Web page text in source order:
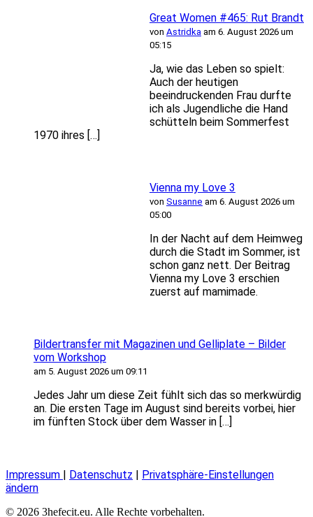
Great Women #465: Rut Brandt
von Astridka am 6. August 2026 um
05:15
Ja, wie das Leben so spielt:
Auch der heutigen
beeindruckenden Frau durfte
ich als Jugendliche die Hand
schütteln beim Sommerfest
1970 ihres […]
Vienna my Love 3
von Susanne am 6. August 2026 um
05:00
In der Nacht auf dem Heimweg
durch die Stadt im Sommer, ist
schon ganz nett. Der Beitrag
Vienna my Love 3 erschien
zuerst auf mamimade.
Bildertransfer mit Magazinen und Gelliplate – Bilder
vom Workshop
am 5. August 2026 um 09:11
Jedes Jahr um diese Zeit fühlt sich das so merkwürdig
an. Die ersten Tage im August sind bereits vorbei, hier
im fünften Stock über dem Wasser in […]
Impressum Datenschutz
Privatsphäre-Einstellungen
ändern
© 2026 3hefecit.eu. Alle Rechte vorbehalten.